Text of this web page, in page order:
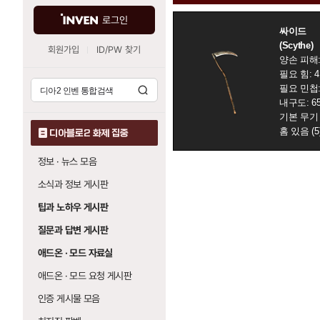
로그인
회원가입 ID/PW 찾기
디아블로2 화제 집중
정보 · 뉴스 모음
소식과 정보 게시판
팁과 노하우 게시판
질문과 답변 게시판
애드온 · 모드 자료실
애드온 · 모드 요청 게시판
인증 게시물 모음
템
싸이드
(Scythe)
양손 피
필요 힘:
필요 민첩
내구도:
기본 무기
홈 있음